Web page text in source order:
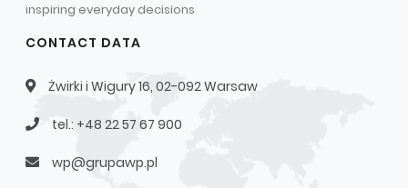
inspiring everyday decisions
CONTACT DATA
Żwirki i Wigury 16, 02-092 Warsaw
tel.: +48 22 57 67 900
wp@grupawp.pl